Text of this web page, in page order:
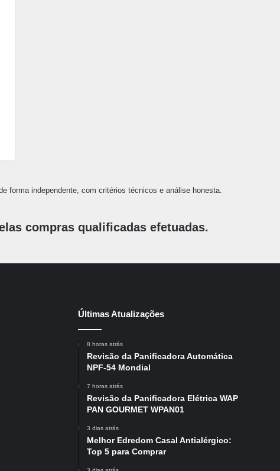
forma independente, com critérios técnicos e análise honesta.
compras qualificadas efetuadas.
Últimas Atualizações
8 horas atrás
Revisão da Panificadora Automática
NPF-54 Mondial
7 horas atrás
Revisão da Panificadora Elétrica WAP
PAN GOURMET WPAN01
3 dias atrás
Melhor Edredom Casal Antialérgico:
Top 5 para Comprar